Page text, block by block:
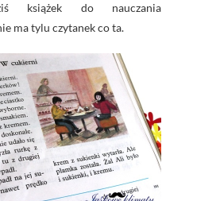
książek do nauczania
ma tylu czytanek co ta.